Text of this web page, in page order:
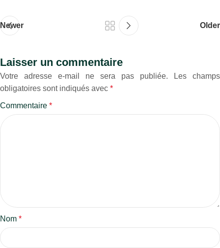
Newer Older
Laisser un commentaire
Votre adresse e-mail ne sera pas publiée.
Les champs
obligatoires sont indiqués avec *
Commentaire *
Nom *